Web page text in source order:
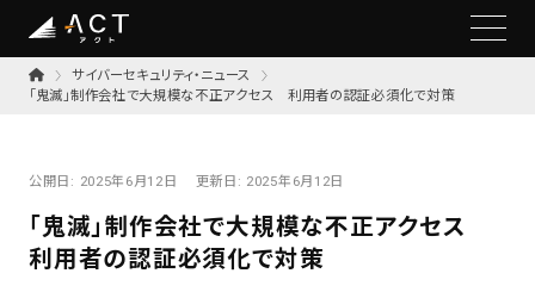
サイバーセキュリティ・ニュース
「鬼滅」制作会社で大規模な不正アクセス 利用者の認証必須化で対策
公開日: 2025年6月12日 更新日: 2025年6月12日
「鬼滅」制作会社で大規模な不正アクセス
利用者の認証必須化で対策